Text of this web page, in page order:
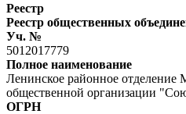
Реестр
Реестр общественных
Уч. №
5012017779
Полное наименование
Ленинское районное отделение
общественной организации
ОГРН